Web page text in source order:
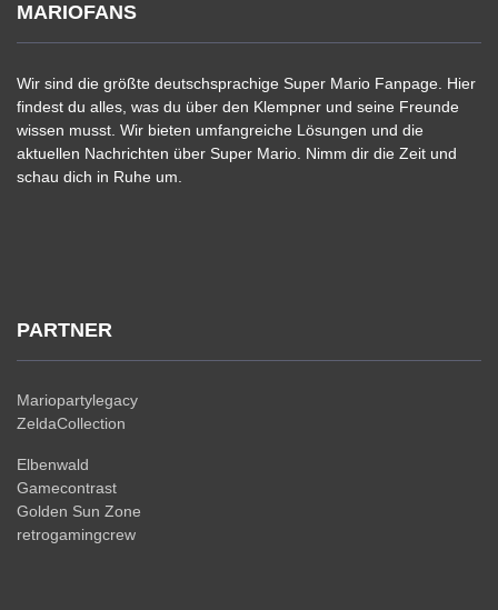
MARIOFANS
Wir sind die größte deutschsprachige Super Mario Fanpage. Hier
findest du alles, was du über den Klempner und seine Freunde
wissen musst. Wir bieten umfangreiche Lösungen und die
aktuellen Nachrichten über Super Mario. Nimm dir die Zeit und
schau dich in Ruhe um.
PARTNER
Mariopartylegacy
ZeldaCollection
Elbenwald
Gamecontrast
Golden Sun Zone
retrogamingcrew